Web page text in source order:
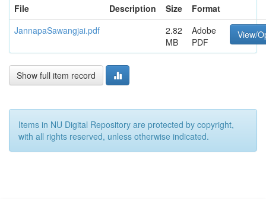
File
Description Size
Format
JannapaSawangjai.pdf
2.82
MB
Adobe
PDF
View/
Show full item record
Items in NU Digital Repository are protected by copyright,
with all rights reserved, unless otherwise indicated.